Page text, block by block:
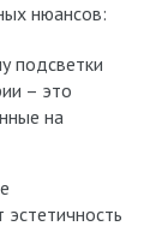
нюансов:
подсветки
– это
на